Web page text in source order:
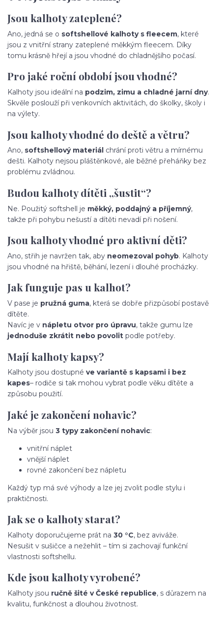
Jsou kalhoty zateplené?
Ano, jedná se o softshellové kalhoty s fleecem, které
jsou z vnitřní strany zateplené měkkým fleecem. Díky
tomu krásně hřejí a jsou vhodné do chladnějšího počasí.
Pro jaké roční období jsou vhodné?
Kalhoty jsou ideální na podzim, zimu a chladné jarní dny.
Skvěle poslouží při venkovních aktivitách, do školky, školy i
na výlety.
Jsou kalhoty vhodné do deště a větru?
Ano, softshellový materiál chrání proti větru a mírnému
dešti. Kalhoty nejsou pláštěnkové, ale běžné přeháňky bez
problému zvládnou.
Budou kalhoty dítěti „šustit“?
Ne. Použitý softshell je měkký, poddajný a příjemný,
takže při pohybu nešustí a dítěti nevadí při nošení.
Jsou kalhoty vhodné pro aktivní děti?
Ano, střih je navržen tak, aby neomezoval pohyb. Kalhoty
jsou vhodné na hřiště, běhání, lezení i dlouhé procházky.
Jak funguje pas u kalhot?
V pase je pružná guma, která se dobře přizpůsobí postavě
dítěte.
Navíc je v nápletu otvor pro úpravu, takže gumu lze
jednoduše zkrátit nebo povolit podle potřeby.
Mají kalhoty kapsy?
Kalhoty jsou dostupné ve variantě s kapsami i bez
kapes– rodiče si tak mohou vybrat podle věku dítěte a
způsobu použití.
Jaké je zakončení nohavic?
Na výběr jsou 3 typy zakončení nohavic:
vnitřní náplet
vnější náplet
rovné zakončení bez nápletu
Každý typ má své výhody a lze jej zvolit podle stylu i
praktičnosti.
Jak se o kalhoty starat?
Kalhoty doporučujeme prát na 30 °C, bez aviváže.
Nesušit v sušičce a nežehlit – tím si zachovají funkční
vlastnosti softshellu.
Kde jsou kalhoty vyrobené?
Kalhoty jsou ručně šité v České republice, s důrazem na
kvalitu, funkčnost a dlouhou životnost.